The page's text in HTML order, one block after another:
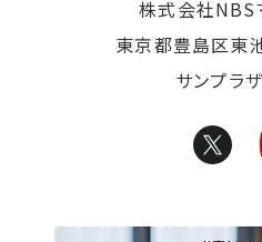
株式会社NBS
東京都豊島区東
サンプラ